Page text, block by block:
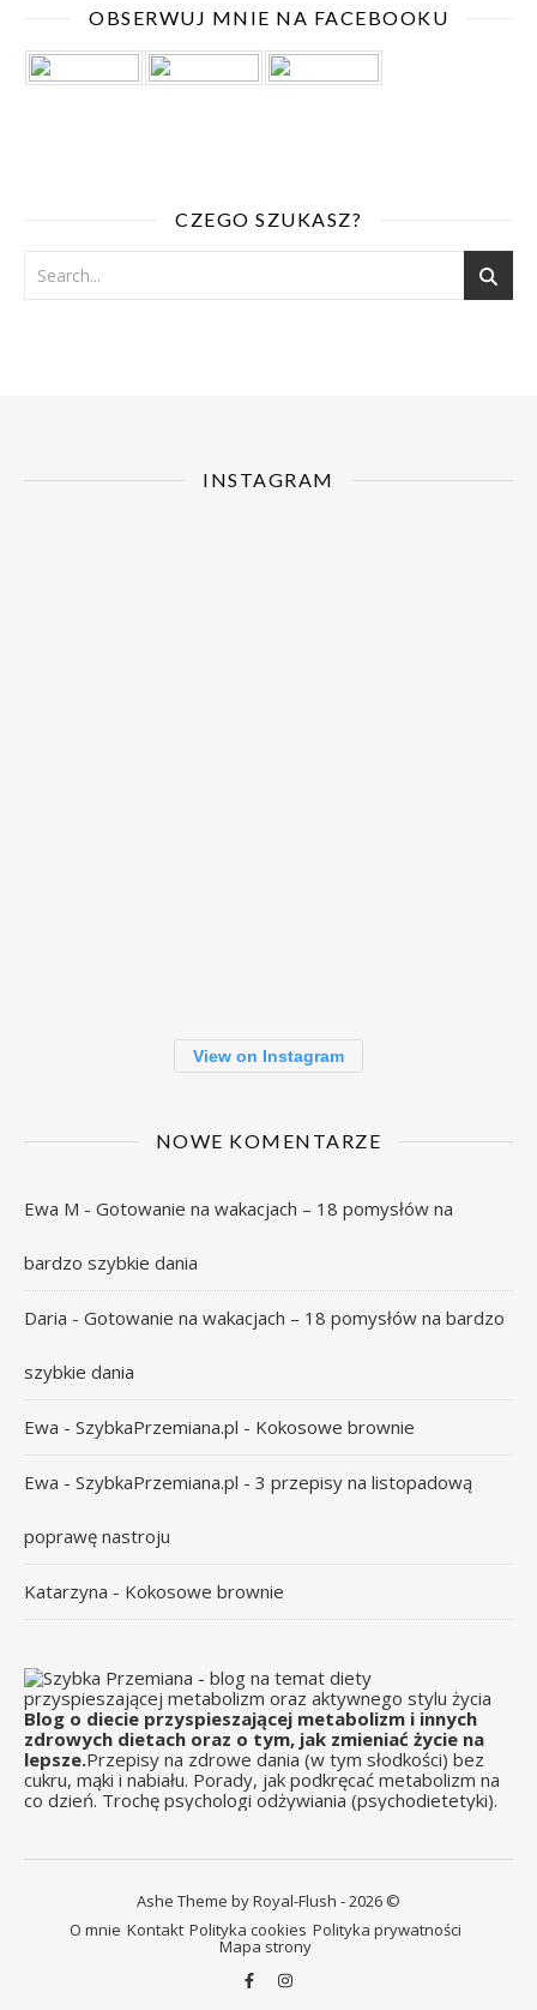
OBSERWUJ MNIE NA FACEBOOKU
CZEGO SZUKASZ?
INSTAGRAM
View on Instagram
NOWE KOMENTARZE
Ewa M - Gotowanie na wakacjach – 18 pomysłów na
bardzo szybkie dania
Daria - Gotowanie na wakacjach – 18 pomysłów na bardzo
szybkie dania
Ewa - SzybkaPrzemiana.pl - Kokosowe brownie
Ewa - SzybkaPrzemiana.pl - 3 przepisy na listopadową
poprawę nastroju
Katarzyna - Kokosowe brownie
Blog o diecie przyspieszającej metabolizm i innych
zdrowych dietach oraz o tym, jak zmieniać życie na
lepsze.Przepisy na zdrowe dania (w tym słodkości) bez
cukru, mąki i nabiału. Porady, jak podkręcać metabolizm na
co dzień. Trochę psychologi odżywiania (psychodietetyki).
Ashe Theme by Royal-Flush - 2026 ©
O mnie Kontakt Polityka cookies Polityka prywatności
Mapa strony